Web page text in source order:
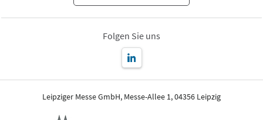
Folgen Sie uns
Leipziger Messe GmbH, Messe-Allee 1, 04356 Leipzig